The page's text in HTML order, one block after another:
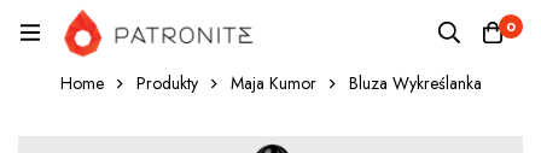
0
Home Produkty Maja Kumor Bluza Wykreślanka